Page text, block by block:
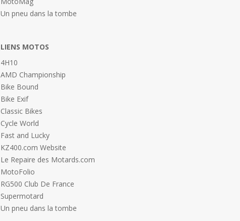
Un pneu dans la tombe
LIENS MOTOS
4H10
AMD Championship
Bike Bound
Bike Exif
Classic Bikes
Cycle World
Fast and Lucky
KZ400.com Website
Le Repaire des Motards.com
MotoFolio
RG500 Club De France
Supermotard
Un pneu dans la tombe